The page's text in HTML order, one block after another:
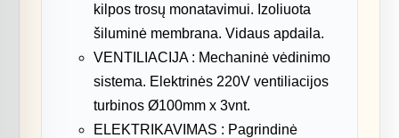
kilpos trosų monatavimui. Izoliuota
šiluminė membrana. Vidaus apdaila.
VENTILIACIJA : Mechaninė vėdinimo
sistema. Elektrinės 220V ventiliacijos
turbinos Ø100mm x 3vnt.
ELEKTRIKAVIMAS : Pagrindinė